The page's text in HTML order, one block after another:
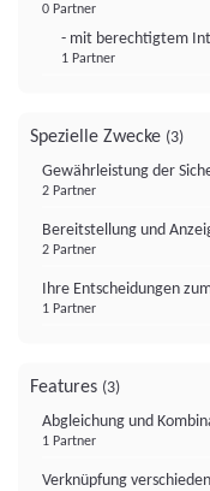
0 Partner
- mit berechtigtem
1 Partner
Spezielle Zwecke (3)
Gewährleistung der
2 Partner
Bereitstellung und
2 Partner
Ihre Entscheidungen
1 Partner
Features (3)
Abgleichung und
1 Partner
Verknüpfung